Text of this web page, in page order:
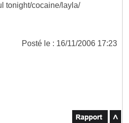
tonight/cocaine/layla/
Posté le : 16/11/2006 17:23